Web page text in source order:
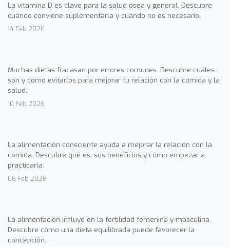
La vitamina D es clave para la salud ósea y general. Descubre
cuándo conviene suplementarla y cuándo no es necesario.
14 Feb 2026
Muchas dietas fracasan por errores comunes. Descubre cuáles
son y cómo evitarlos para mejorar tu relación con la comida y la
salud.
10 Feb 2026
La alimentación consciente ayuda a mejorar la relación con la
comida. Descubre qué es, sus beneficios y cómo empezar a
practicarla.
06 Feb 2026
La alimentación influye en la fertilidad femenina y masculina.
Descubre cómo una dieta equilibrada puede favorecer la
concepción.